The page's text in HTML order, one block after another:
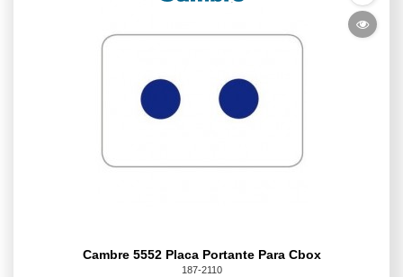
Cambre 5552 Placa Portante Para Cbox
187-2110